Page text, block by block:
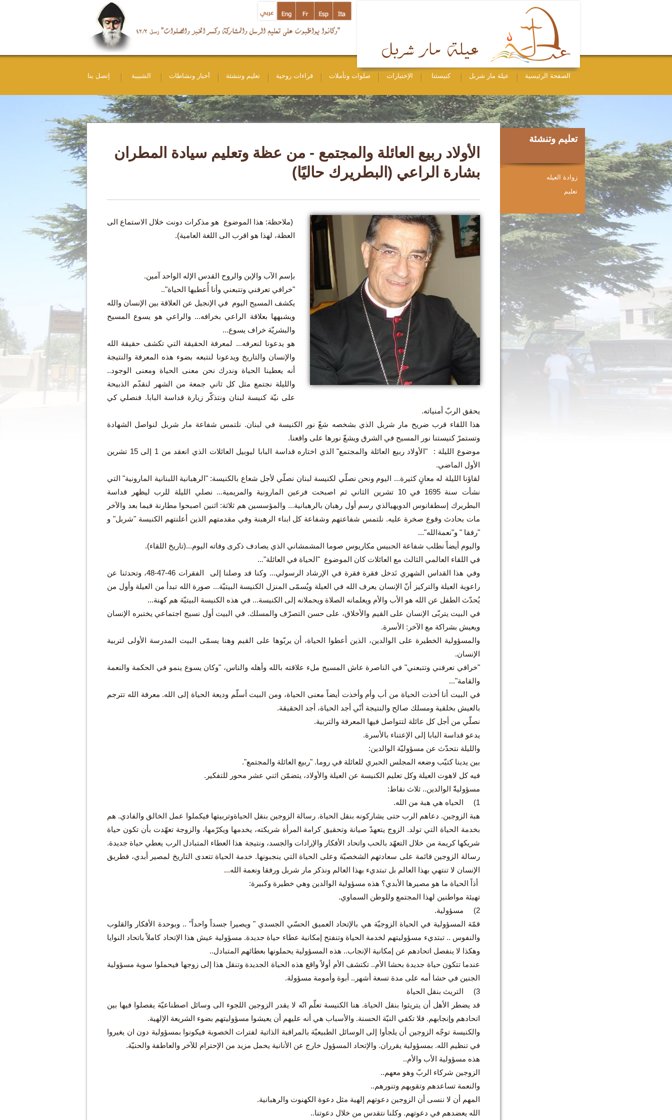
الصفحة الرئيسية عيلة مار شربل كنيستنا الإختبارات صلوات وتأملات قراءات روحية تعليم وتنشئة أخبار ونشاطات الشبيبة إتصل بنا
الأولاد ربيع العائلة والمجتمع - من عظة وتعليم سيادة المطران
بشارة الراعي (البطريرك حاليًا)
(ملاحظة: هذا الموضوع هو مذكرات دونت خلال الاستماع الى
العظة، لهذا هو اقرب الى اللغة العامية).
بإسم الآب والإبن والروح القدس الإله الواحد آمين.
"خرافي تعرفني وتتبعني وأنا أُعطيها الحياة"..
يكشف المسيح اليوم في الإنجيل عن العلاقة بين الإنسان والله
ويشبهها بعلاقة الراعي بخرافه... والراعي هو يسوع المسيح
والبشريّة خراف يسوع...
هو يدعونا لنعرفه... لمعرفة الحقيقة التي تكشف حقيقة الله
والإنسان والتاريخ ويدعونا لنتبعه بضوء هذه المعرفة والنتيجة
أنه يعطينا الحياة وندرك نحن معنى الحياة ومعنى الوجود..
والليلة نجتمع مثل كل ثاني جمعة من الشهر لنقد‍ّم الذبيحة
على نيّة كنيسة لبنان ونتذكّر زيارة قداسة البابا. فنصلي كي
يحقق الربّ أمنياته.
هذا اللقاء قرب ضريح مار شربل الذي بشخصه شعّ نور الكنيسة في لبنان. نلتمس شفاعة مار شربل لنواصل الشهادة
وتستمرّ كنيستنا نور المسيح في الشرق ويشعّ نورها على واقعنا.
موضوع الليلة : "الأولاد ربيع العائلة والمجتمع" الذي اختاره قداسة البابا ليوبيل العائلات الذي انعقد من 1 إلى 15 تشرين
الأول الماضي.
لقاؤنا الليلة له معانٍ كثيرة... اليوم ونحن نصلّي لكنيسة لبنان نصلّي لأجل شعاع بالكنيسة: "الرهبانية اللبنانية المارونية" التي
نشأت سنة 1695 في 10 تشرين الثاني ثم اصبحت فرعين المارونية والمريمية... نصلي الليلة للرب ليظهر قداسة
البطريرك إسطفانوس الدويهيالذي رسم أول رهبان بالرهبانية... والمؤسسين هم ثلاثة: اثنين اصبحوا مطارنة فيما بعد والآخر
مات بحادث وقوع صخرة عليه. نلتمس شفاعتهم وشفاعة كل ابناء الرهبنة وفي مقدمتهم الذين أعلنتهم الكنيسة "شربل" و
"رفقا " و"نعمةالله"...
واليوم أيضاً نطلب شفاعة الحبيس مكاريوس صوما المشمشاني الذي يصادف ذكرى وفاته اليوم...(تاريخ اللقاء).
في اللقاء العالمي الثالث مع العائلات كان الموضوع "الحياة في العائلة"...
وفي هذا القداس الشهري نَدخل فقرة فقرة في الإرشاد الرسولي... وكنا قد وصلنا إلى الفقرات 46-47-48، وتحدثنا عن
راعوية العيلة والتركيز أنّ الإنسان يعرف الله في العيلة ويُسمّى المنزل الكنيسة البيتيّة... صورة الله تبدأ من العيلة وأول من
يُحدّث الطفل عن الله هو الأب والأم ويعلمانه الصلاة ويحملانه إلى الكنيسة... في هذه الكنيسة البيتيّة هم كهنة...
في البيت يتربّى الإنسان على القيم والأخلاق، على حسن التصرّف والمسلك. في البيت أول نسيج اجتماعي يختبره الإنسان
ويعيش بشراكة مع الآخر: الأسرة.
والمسؤولية الخطيرة على الوالدين، الذين أعطوا الحياة، أن يربّوها على القيم وهنا يسمّى البيت المدرسة الأولى لتربية
الإنسان.
"خرافي تعرفني وتتبعني" في الناصرة عاش المسيح ملء علاقته بالله وأهله والناس، "وكان يسوع ينمو في الحكمة والنعمة
والقامة"...
في البيت أنا أخذت الحياة من أب وأم وأخذت أيضاً معنى الحياة، ومن البيت أسلّم وديعة الحياة إلى الله. معرفة الله تترجم
بالعيش بخلقية ومسلك صالح والنتيجة أنّي أجد الحياة، أجد الحقيقة.
نصلّي من أجل كل عائلة لتتواصل فيها المعرفة والتربية.
يدعو قداسة البابا إلى الإعتناء بالأسرة.
والليلة نتحدّث عن مسؤوليّة الوالدين:
بين يدينا كتيّب وضعه المجلس الحبري للعائلة في روما. "ربيع العائلة والمجتمع".
فيه كل لاهوت العيلة وكل تعليم الكنيسة عن العيلة والأولاد، يتضمّن اثني عشر محور للتفكير.
مسؤوليةّ الوالدين.. ثلاث نقاط:
1) الحياه هي هبة من الله.
هبة الزوجين. دعاهم الرب حتى يشاركونه بنقل الحياة. رسالة الزوجين بنقل الحياةوتربيتها فيكملوا عمل الخالق والفادي. هم
بخدمة الحياة التي تولد. الزوج يتعهدّ صيانة وتحقيق كرامة المرأة شريكته، يخدمها ويكرّمها، والزوجة تعهّدت بأن تكون حياة
شريكها كريمة من خلال التعهّد بالحب واتحاد الأفكار والإرادات والجسد، ونتيجة هذا العطاء المتبادل الرب يعطي حياة جديدة.
رسالة الزوجين قائمة على سعادتهم الشخصيّة وعلى الحياة التي ينجبونها. خدمة الحياة تتعدى التاريخ لمصير أبدي، فطريق
الإنسان لا تنتهي بهذا العالم بل تبتديء بهذا العالم ونذكر مار شربل ورفقا ونعمة الله...
أذاً الحياة ما هو مصيرها الأبدي؟ هذه مسؤولية الوالدين وهي خطيرة وكبيرة:
تهيئة مواطنين لهذا المجتمع وللوطن السماوي.
2) مسؤولية.
قمّة المسؤولية في الحياة الزوجيّة هي بالإتحاد العميق الحسّي الجسدي " ويصيرا جسداً واحداً" .. وبوحدة الأفكار والقلوب
والنفوس .. تبتديء مسؤوليتهم لخدمة الحياة وتنفتح إمكانية عطاء حياة جديدة. مسؤولية عيش هذا الإتحاد كاملاً باتحاد النوايا
وهكذا لا ينفصل اتحادهم عن إمكانية الإنجاب.. هذه المسؤولية يحملونها بعطائهم المتبادل..
عندما تتكون حياة جديدة بحشا الأم.. تكتشف الأم أولاً واقع هذه الحياة الجديدة وتنقل هذا إلى زوجها فيحملوا سوية مسؤولية
الجنين في حشا أمه على مدة تسعة أشهر.. أبوة وأمومة مسؤولة.
3) التريث بنقل الحياة
قد يضطر الأهل أن يتريثوا بنقل الحياة. هنا الكنيسة تعلّم انّه لا يقدر الزوجين اللجوء الى وسائل اصطناعيّة يفصلوا فيها بين
اتحادهم وإنجابهم. فلا تكفي النيّة الحسنة. والأسباب هي أنه عليهم أن يعيشوا مسؤوليتهم بضوء الشريعة الإلهية.
والكنيسة توجّه الزوجين أن يلجأوا إلى الوسائل الطبيعيّة بالمراقبة الذاتية لفترات الخصوبة فيكونوا بمسؤولية دون ان يغيروا
في تنظيم الله. بمسؤولية يقرران. والإتحاد المسؤول خارج عن الأنانية يحمل مزيد من الإحترام للآخر والعاطفة والحنيّة.
هذه مسؤولية الأب والأم..
الزوجين شركاء الربّ وهو معهم..
والنعمة تساعدهم وتقويهم وتنورهم..
المهم أن لا ننسى أن الزوجين دعوتهم إلهية مثل دعوة الكهنوت والرهبانية.
الله يعضدهم في دعوتهم. وكلنا نتقدس من خلال دعوتنا..
تعليم وتنشئة
زوادة العيله
ﺗﻌﻠﻴﻢ